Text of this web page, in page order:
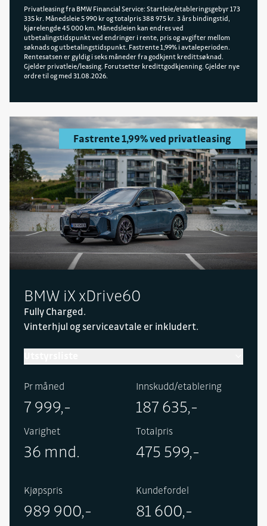
Privatleasing fra BMW Financial Service: Startleie/etableringsgebyr 173
335 kr. Månedsleie 5 990 kr og totalpris 388 975 kr. 3 års bindingstid,
kjørelengde 45 000 km. Månedsleien kan endres ved
utbetalingstidspunkt ved endringer i rente, pris og avgifter mellom
søknads og utbetalingstidspunkt. Fastrente 1,99% i avtaleperioden.
Rentesatsen er gyldig i seks måneder fra godkjent kredittsøknad.
Gjelder privatleie/leasing. Forutsetter kredittgodkjenning. Gjelder nye
ordre til og med 31.08.2026.
Fastrente 1,99% ved privatleasing
BMW iX xDrive60
Fully Charged.
Vinterhjul og serviceavtale er inkludert.
M Sport pakke, klimakomfort frontrute,
seteventilasjon i fremseter, multifunksjonsseter i
utfellbart, BMW Nyregrill «Iconic Glow»,
solbeskyttende ruter, 4-soners klimaautomatikk,
Pr måned
7 999,-
Innskudd/etablering
187 635,-
Varighet
36 mnd.
Totalpris
475 599,-
Kjøpspris
989 900,-
Kundefordel
81 600,-